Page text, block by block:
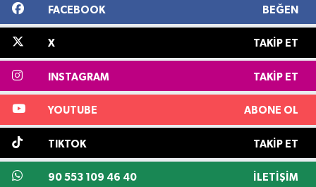
FACEBOOK BEĞEN
X TAKIP ET
INSTAGRAM TAKIP ET
YOUTUBE ABONE OL
TIKTOK TAKIP ET
90 553 109 46 40 İLETIŞIM